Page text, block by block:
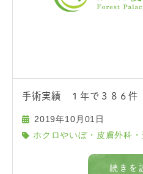
手術実績 １年で３８６件
2019年10月01日
ホクロやいぼ・皮膚外科・
続きを